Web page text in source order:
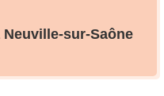
sur-Saône